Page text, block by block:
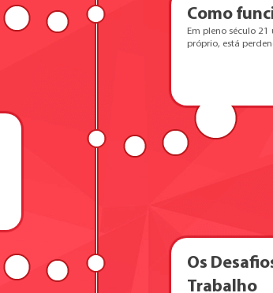
Como
Em pleno século
próprio, está
Os
Trabalho